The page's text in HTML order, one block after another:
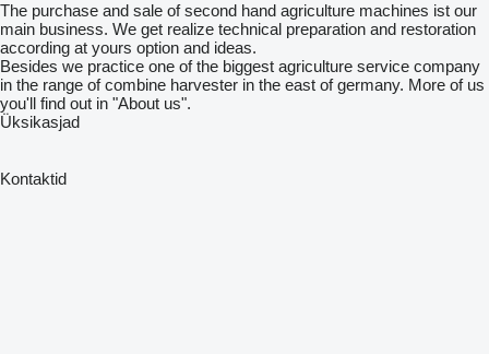
The purchase and sale of second hand agriculture machines ist our
main business. We get realize technical preparation and restoration
according at yours option and ideas.
Besides we practice one of the biggest agriculture service company
in the range of combine harvester in the east of germany. More of us
you'll find out in "About us".
Üksikasjad
Kontaktid